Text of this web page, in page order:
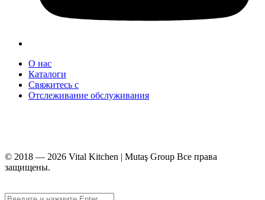
О нас
Каталоги
Свяжитесь с
Отслеживание обслуживания
© 2018 — 2026 Vital Kitchen | Mutaş Group Все права
защищены.